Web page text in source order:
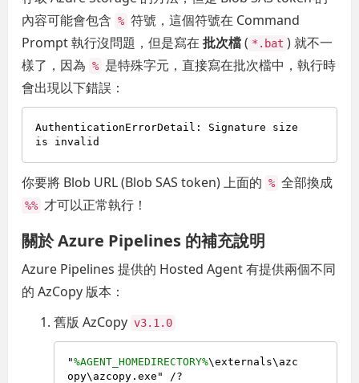
內容可能會包含 % 符號，這個符號在 Command
Prompt 執行沒問題，但是寫在批次檔( *.bat ) 就不一
樣了，因為 % 是特殊字元，直接寫在批次檔中，執行時
會出現以下錯誤：
AuthenticationErrorDetail: Signature size
你要將 Blob URL (Blob SAS token) 上面的 % 全部換成
%% 才可以正常執行！
關於 Azure Pipelines 的補充說明
Azure Pipelines 提供的 Hosted Agent 有提供兩個不同
的 AzCopy 版本：
舊版 AzCopy v3.1.0
"%AGENT_HOMEDIRECTORY%\externals\azc